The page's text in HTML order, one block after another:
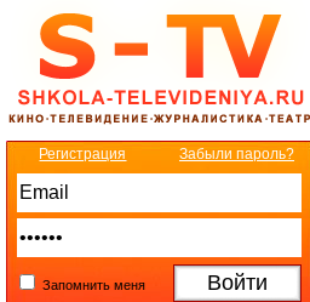
Регистрация Забыли пароль?
Запомнить меня